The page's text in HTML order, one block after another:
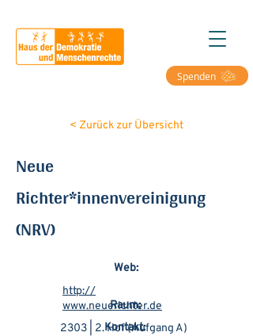
Spenden
< Zurück zur Übersicht
Neue
Richter*innenvereinigung
(NRV)
Web:
http://
www.neuerichter.de
Raum:
2303 | 2. Hof (Aufgang A)
Kontakt: